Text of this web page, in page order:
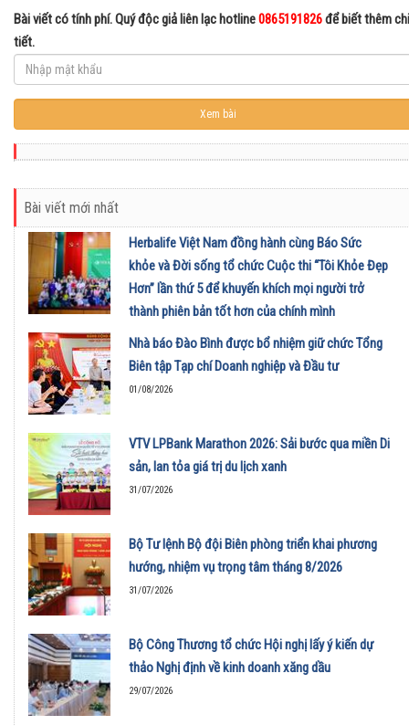
Bài viết có tính phí. Quý độc giả liên lạc hotline0865191826để biết thêm chi
tiết.
Bài viết mới nhất
Herbalife Việt Nam đồng hành cùng Báo Sức
khỏe và Đời sống tổ chức Cuộc thi “Tôi Khỏe Đẹp
Hơn” lần thứ 5 để khuyến khích mọi người trở
thành phiên bản tốt hơn của chính mình
01/08/2026
Nhà báo Đào Bình được bổ nhiệm giữ chức Tổng
Biên tập Tạp chí Doanh nghiệp và Đầu tư
01/08/2026
VTV LPBank Marathon 2026: Sải bước qua miền Di
sản, lan tỏa giá trị du lịch xanh
31/07/2026
Bộ Tư lệnh Bộ đội Biên phòng triển khai phương
hướng, nhiệm vụ trọng tâm tháng 8/2026
31/07/2026
Bộ Công Thương tổ chức Hội nghị lấy ý kiến dự
thảo Nghị định về kinh doanh xăng dầu
29/07/2026